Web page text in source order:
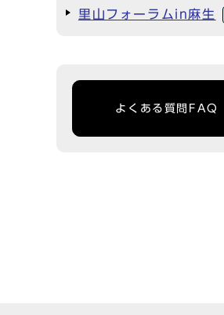
里山フォーラムin麻生
よくある質問FAQ